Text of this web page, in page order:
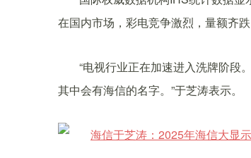
在国内市场，彩电竞争激烈，量额齐跌
“电视行业正在加速进入洗牌阶段
其中会有海信的名字。”于芝涛表示。